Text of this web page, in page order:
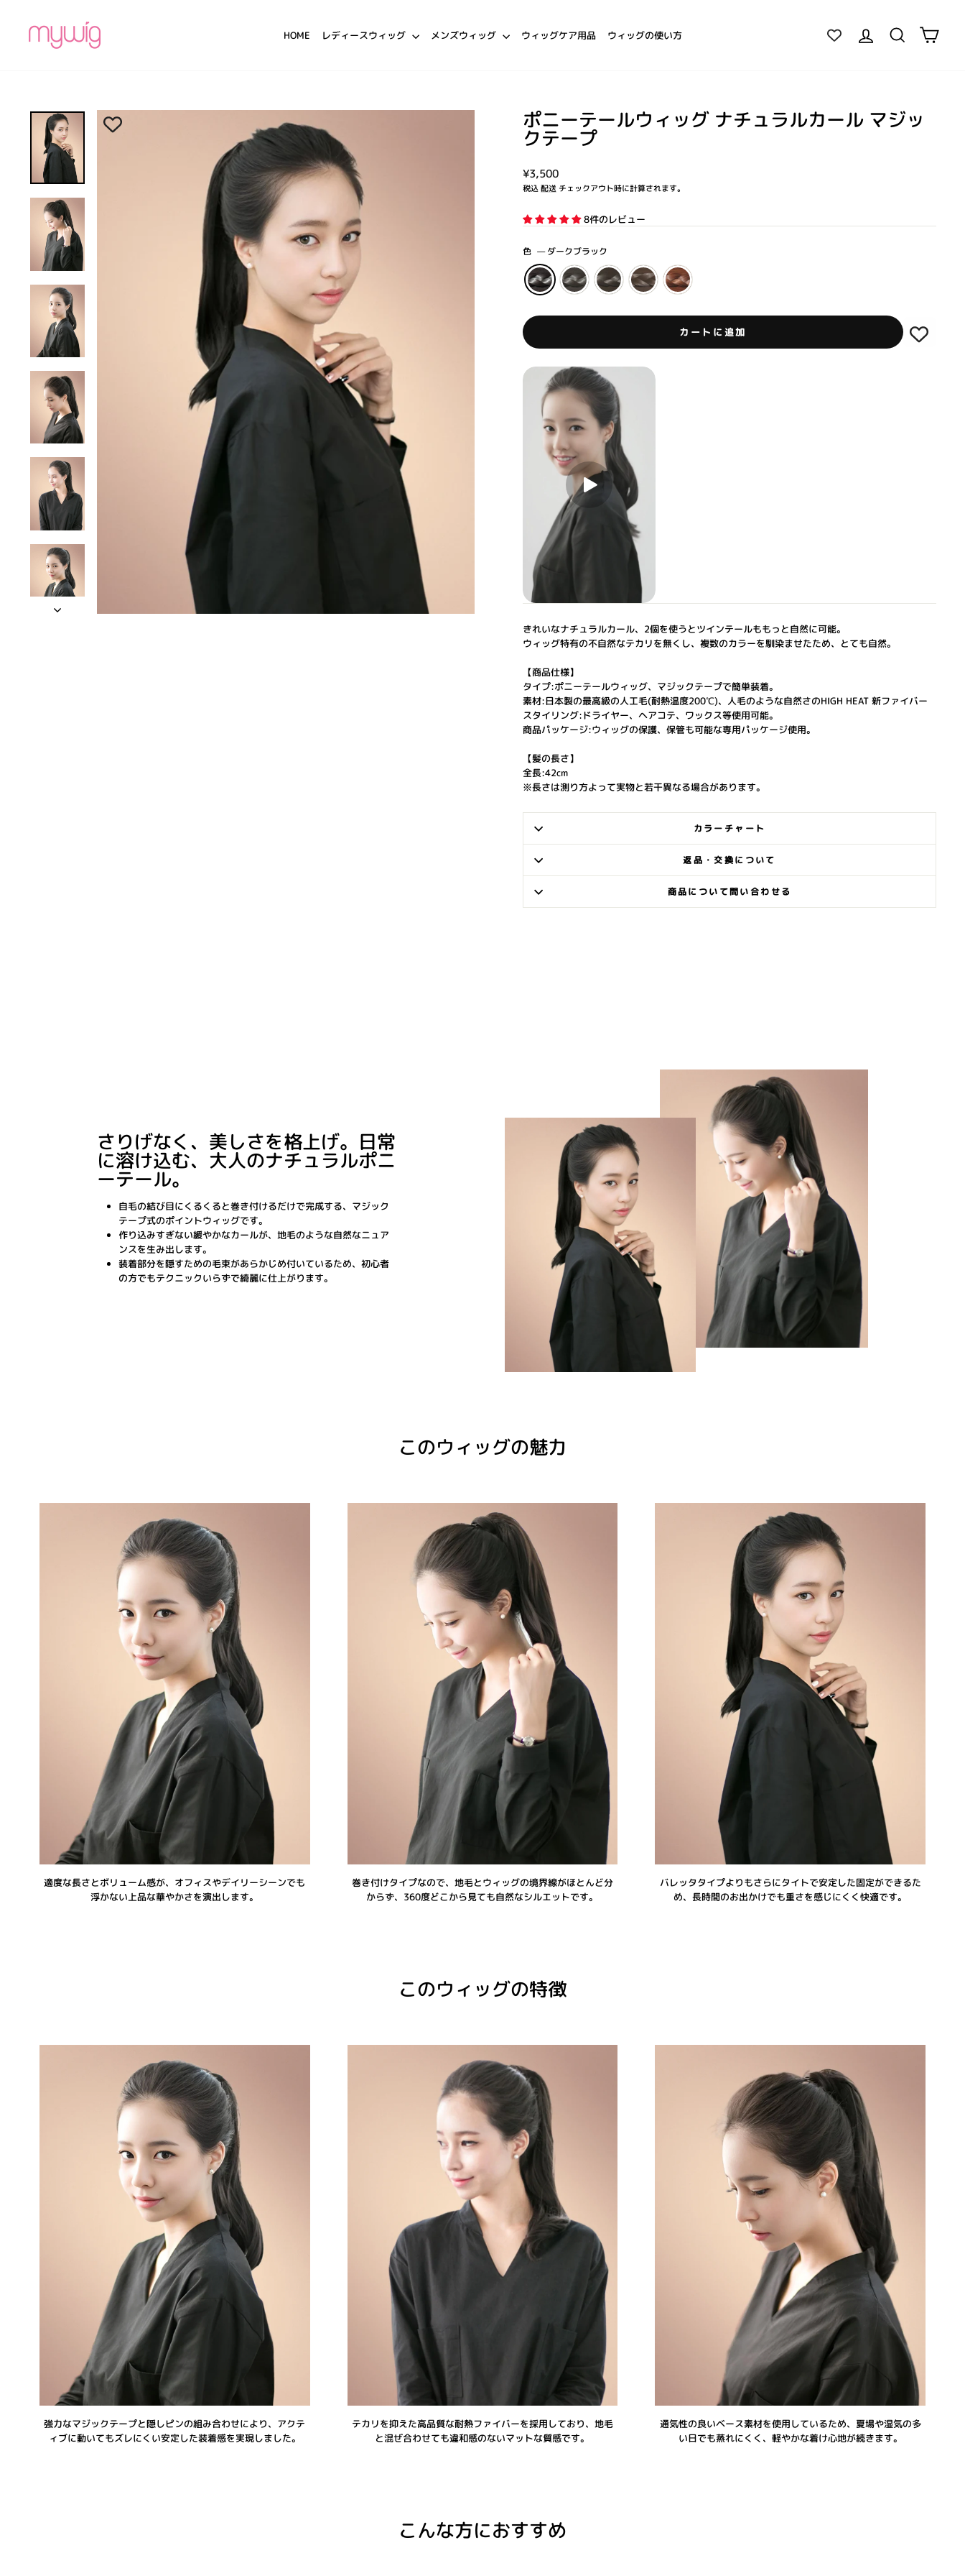
HOME レディースウィッグ メンズウィッグ ウィッグケア用品 ウィッグの使い方 ログイン 検索 カー
ポニーテールウィッグ ナチュラルカール マジッ
クテープ
通
常
格
¥3,500
税込配送 チェックアウト時に計算されます。
8件のレビュー
色 —ダークブラック
カートに追加
きれいなナチュラルカール、2個を使うとツインテールももっと自然に可能。
ウィッグ特有の不自然なテカリを無くし、複数のカラーを馴染ませたため、とても自然。
【商品仕様】
タイプ:ポニーテールウィッグ、マジックテープで簡単装着。
素材:日本製の最高級の人工毛(耐熱温度200℃)、人毛のような自然さのHIGH HEAT 新ファイバー
スタイリング:ドライヤー、ヘアコテ、ワックス等使用可能。
商品パッケージ:ウィッグの保護、保管も可能な専用パッケージ使用。
【髪の長さ】
全長:42cm
※長さは測り方よって実物と若干異なる場合があります。
カラーチャート
返品・交換について
商品について問い合わせる
さりげなく、美しさを格上げ。日常
に溶け込む、大人のナチュラルポニ
ーテール。
自毛の結び目にくるくると巻き付けるだけで完成する、マジック
テープ式のポイントウィッグです。
作り込みすぎない緩やかなカールが、地毛のような自然なニュア
ンスを生み出します。
装着部分を隠すための毛束があらかじめ付いているため、初心者
の方でもテクニックいらずで綺麗に仕上がります。
このウィッグの魅力
適度な長さとボリューム感が、オフィスやデイリーシーンでも
浮かない上品な華やかさを演出します。
巻き付けタイプなので、地毛とウィッグの境界線がほとんど分
からず、360度どこから見ても自然なシルエットです。
バレッタタイプよりもさらにタイトで安定した固定ができるた
め、長時間のお出かけでも重さを感じにくく快適です。
このウィッグの特徴
強力なマジックテープと隠しピンの組み合わせにより、アクテ
ィブに動いてもズレにくい安定した装着感を実現しました。
テカリを抑えた高品質な耐熱ファイバーを採用しており、地毛
と混ぜ合わせても違和感のないマットな質感です。
通気性の良いベース素材を使用しているため、夏場や湿気の多
い日でも蒸れにくく、軽やかな着け心地が続きます。
こんな方におすすめ